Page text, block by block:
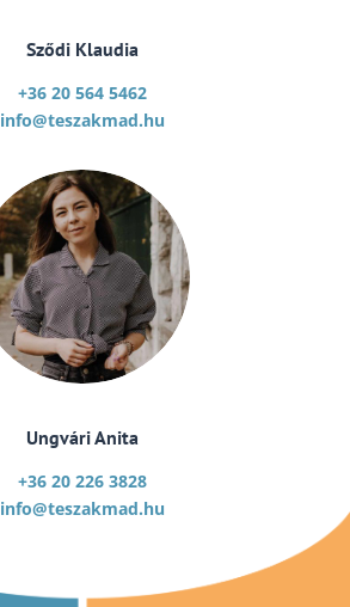
Sződi Klaudia
+36 20 564 5462
info@teszakmad.hu
Ungvári Anita
+36 20 226 3828
info@teszakmad.hu